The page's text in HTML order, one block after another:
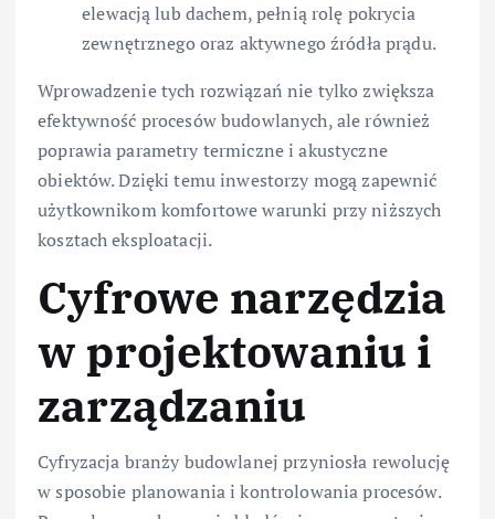
elewacją lub dachem, pełnią rolę pokrycia
zewnętrznego oraz aktywnego źródła prądu.
Wprowadzenie tych rozwiązań nie tylko zwiększa
efektywność procesów budowlanych, ale również
poprawia parametry termiczne i akustyczne
obiektów. Dzięki temu inwestorzy mogą zapewnić
użytkownikom komfortowe warunki przy niższych
kosztach eksploatacji.
Cyfrowe narzędzia
w projektowaniu i
zarządzaniu
Cyfryzacja branży budowlanej przyniosła rewolucję
w sposobie planowania i kontrolowania procesów.